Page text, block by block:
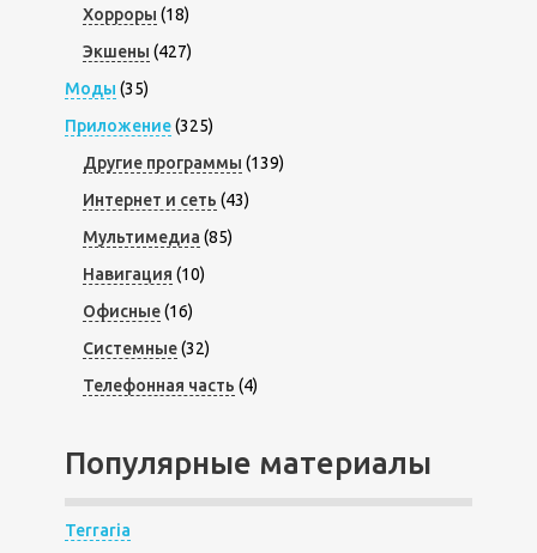
Хорроры (18)
Экшены (427)
Моды (35)
Приложение(325)
Другие программы (139)
Интернет и сеть (43)
Мультимедиа (85)
Навигация (10)
Офисные(16)
Системные(32)
Телефонная часть (4)
Популярные материалы
Terraria